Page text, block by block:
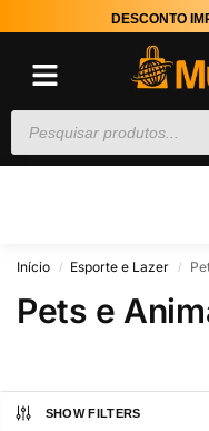
DESCONTO
Início / Esporte e Lazer /
Pets e
SHOW FILTERS